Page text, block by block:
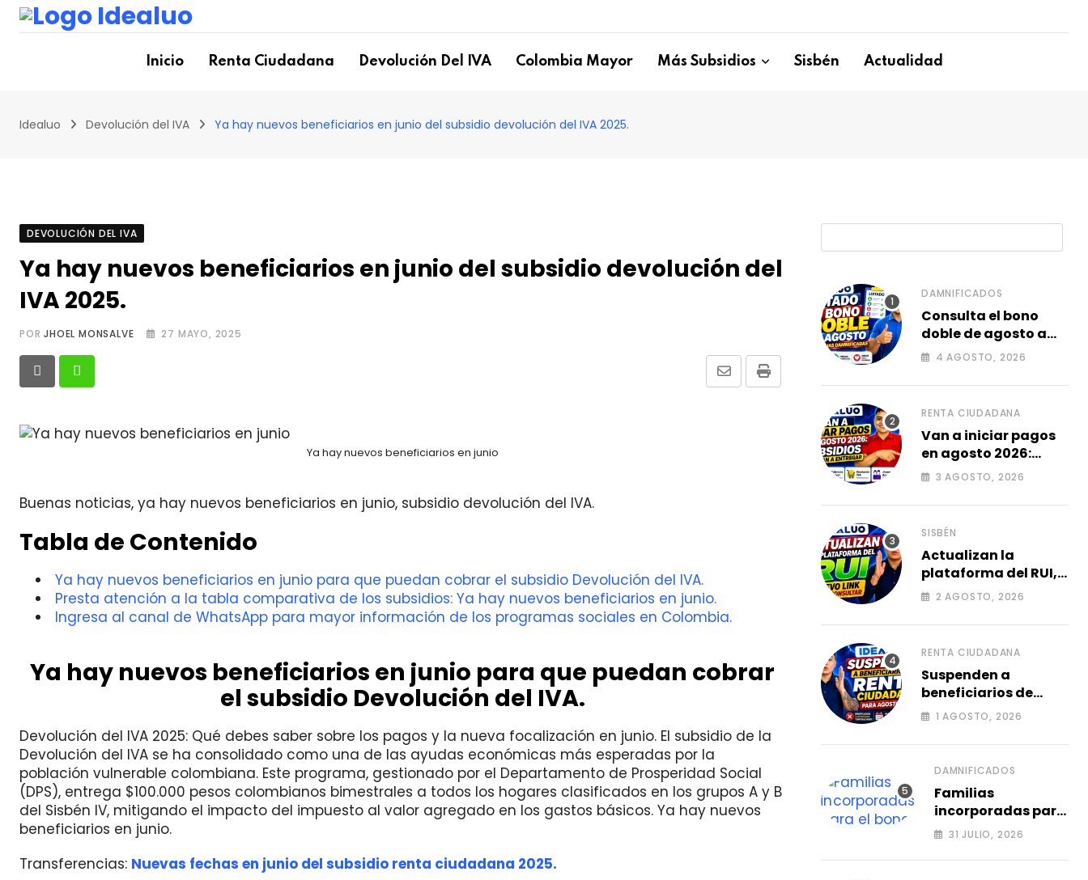
Skip
Inicio Renta Ciudadana Devolución Del IVA Colombia Mayor Más Subsidios Sisbén Actualidad
Idealuo Devolución del IVA Ya hay nuevos beneficiarios en junio del subsidio devolución del IVA 2025.
DEVOLUCIÓN DEL IVA
Ya hay nuevos beneficiarios en junio del subsidio devolución del
IVA 2025.
PORJHOEL MONSALVE 27 MAYO, 2025
Print
Share
Ya hay nuevos beneficiarios en junio
Buenas noticias, ya hay nuevos beneficiarios en junio, subsidio devolución del IVA.
Tabla de Contenido
Ya hay nuevos beneficiarios en junio para que puedan cobrar el subsidio Devolución del IVA.
Presta atención a la tabla comparativa de los subsidios: Ya hay nuevos beneficiarios en junio.
Ingresa al canal de WhatsApp para mayor información de los programas sociales en Colombia.
Ya hay nuevos beneficiarios en junio para que puedan cobrar
el subsidio Devolución del IVA.
Devolución del IVA 2025: Qué debes saber sobre los pagos y la nueva focalización en junio. El subsidio de la
Devolución del IVA se ha consolidado como una de las ayudas económicas más esperadas por la
población vulnerable colombiana. Este programa, gestionado por el Departamento de Prosperidad Social
(DPS), entrega $100.000 pesos colombianos bimestrales a todos los hogares clasificados en los grupos A y B
del Sisbén IV, mitigando el impacto del impuesto al valor agregado en los gastos básicos. Ya hay nuevos
beneficiarios en junio.
Transferencias: Nuevas fechas en junio del subsidio renta ciudadana 2025.
DAMNIFICADOS
Consulta el bono
doble de agosto a
familias
4 AGOSTO, 2026
RENTA CIUDADANA
Van a iniciar pagos
en agosto 2026:
subsidios que van a
3 AGOSTO, 2026
SISBÉN
Actualizan la
plataforma del RUI,
Link para consultar
2 AGOSTO, 2026
RENTA CIUDADANA
Suspenden a
beneficiarios de
renta ciudadana
1 AGOSTO, 2026
DAMNIFICADOS
Familias
incorporadas para
el bono de agosto
2026.
31 JULIO, 2026